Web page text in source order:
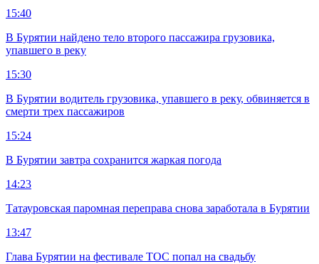
15:40
В Бурятии найдено тело второго пассажира грузовика,
упавшего в реку
15:30
В Бурятии водитель грузовика, упавшего в реку, обвиняется в
смерти трех пассажиров
15:24
В Бурятии завтра сохранится жаркая погода
14:23
Татауровская паромная переправа снова заработала в Бурятии
13:47
Глава Бурятии на фестивале ТОС попал на свадьбу